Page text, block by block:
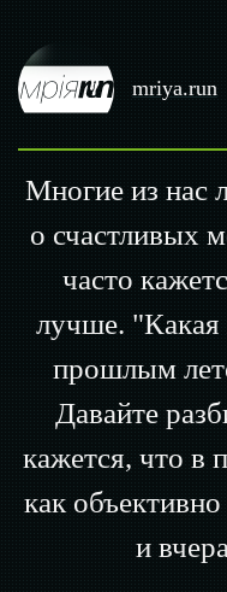
mriya.run
Многие из нас
о счастливых
часто
лучше. "Какая
прошлым
Давайте
кажется, что
как
и